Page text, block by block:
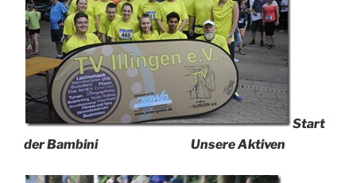
Start
der Bambini Unsere Aktiven